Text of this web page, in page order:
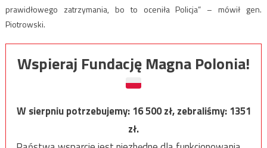
prawidłowego zatrzymania, bo to oceniła Policja” – mówił gen.
Piotrowski.
Wspieraj Fundację Magna Polonia!
W sierpniu potrzebujemy:16 500zł, zebraliśmy:1351
zł.